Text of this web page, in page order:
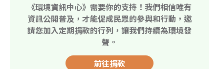
《環境資訊中心》需要你的支持！我們相信唯有
資訊公開普及，才能促成民眾的參與和行動，邀
請您加入定期捐款的行列，讓我們持續為環境發
聲。
前往捐款